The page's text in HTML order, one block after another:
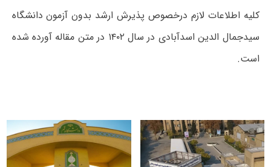
کلیه اطلاعات لازم درخصوص پذیرش ارشد بدون آزمون دانشگاه
سیدجمال الدین اسدآبادی در سال ۱۴۰۲ در متن مقاله آورده شده
است.